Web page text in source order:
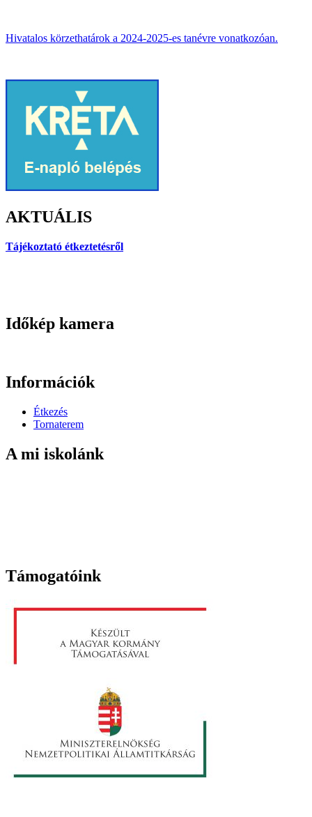
Hivatalos körzethatárok a 2024-2025-es tanévre vonatkozóan.
AKTUÁLIS
Tájékoztató étkeztetésről
Időkép kamera
Információk
Étkezés
Tornaterem
A mi iskolánk
Támogatóink